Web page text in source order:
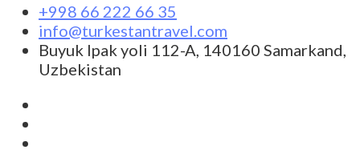
+998 66 222 66 35
info@turkestantravel.com
Buyuk Ipak yoli 112-A, 140160 Samarkand,
Uzbekistan